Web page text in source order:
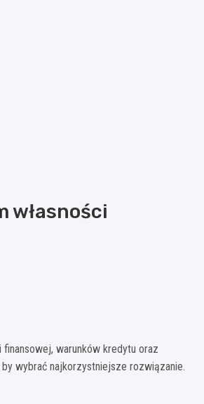
własności
warunków kredytu oraz
wybrać najkorzystniejsze rozwiązanie.